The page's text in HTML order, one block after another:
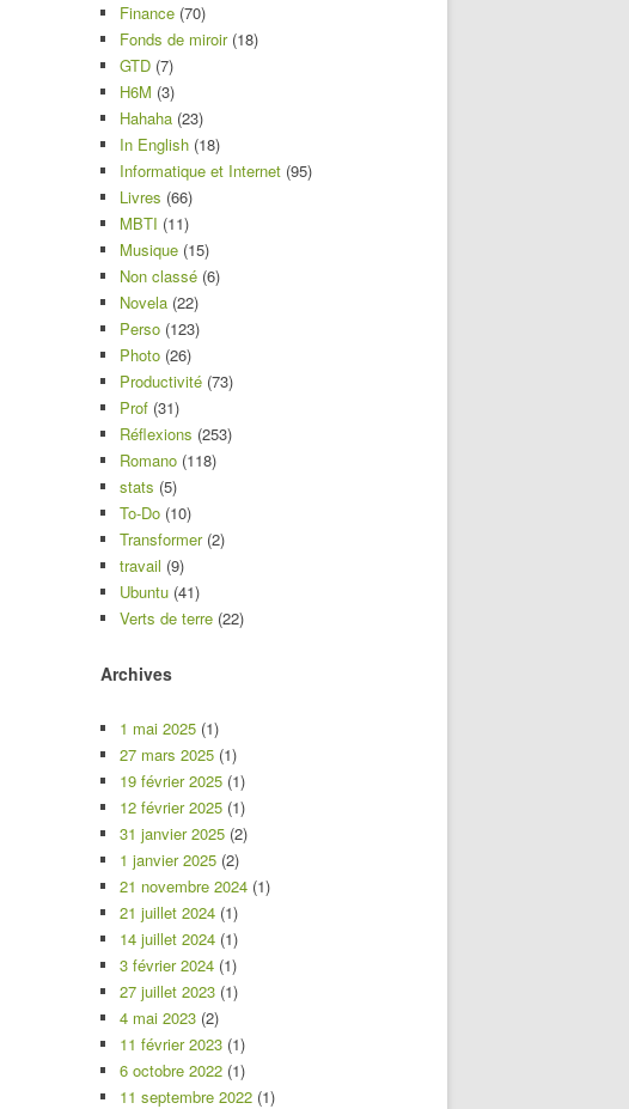
Finance (70)
Fonds de miroir(18)
GTD (7)
H6M (3)
Hahaha (23)
In English (18)
Informatique et Internet (95)
Livres (66)
MBTI (11)
Musique (15)
Non classé (6)
Novela (22)
Perso (123)
Photo (26)
Productivité (73)
Prof (31)
Réflexions (253)
Romano (118)
stats (5)
To-Do (10)
Transformer(2)
travail (9)
Ubuntu (41)
Verts de terre (22)
Archives
1 mai 2025 (1)
27 mars 2025 (1)
19 février 2025 (1)
12 février 2025 (1)
31 janvier 2025 (2)
1 janvier 2025 (2)
21 novembre 2024 (1)
21 juillet 2024 (1)
14 juillet 2024 (1)
3 février 2024 (1)
27 juillet 2023 (1)
4 mai 2023 (2)
11 février 2023 (1)
6 octobre 2022 (1)
11 septembre 2022 (1)